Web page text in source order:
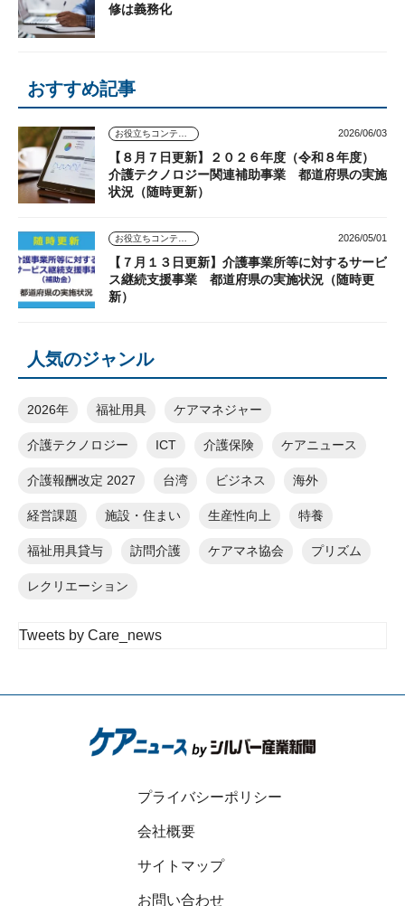
修は義務化
おすすめ記事
2026/06/03
【８月７日更新】２０２６年度（令和８年度）
介護テクノロジー関連補助事業 都道府県の実施
状況（随時更新）
2026/05/01
【７月１３日更新】介護事業所等に対するサービ
ス継続支援事業 都道府県の実施状況（随時更
新）
人気のジャンル
2026年 福祉用具 ケアマネジャー
介護テクノロジー ICT 介護保険 ケアニュース
介護報酬改定 2027 台湾 ビジネス 海外
経営課題 施設・住まい 生産性向上 特養
福祉用具貸与 訪問介護 ケアマネ協会 プリズム
レクリエーション
Tweets by Care_news
プライバシーポリシー
会社概要
サイトマップ
お問い合わせ